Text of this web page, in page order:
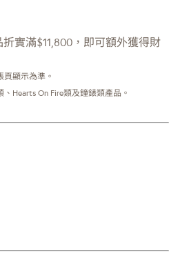
實滿$11,800，即可額外獲得財
顯示為準。
Hearts On Fire類及鐘錶類產品。